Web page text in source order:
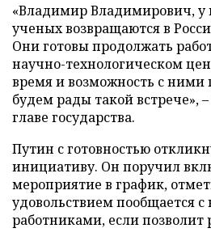
«Владимир Владимирович, у
ученых возвращаются в
Они готовы продолжать
научно-технологическом
время и возможность с ними
будем рады такой встрече»,
главе государства.
Путин с готовностью
инициативу. Он поручил
мероприятие в график,
удовольствием пообщается
работниками, если позволит